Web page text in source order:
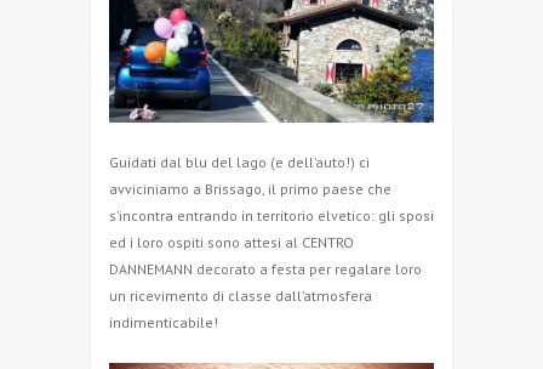
Guidati dal blu del lago (e dell’auto!) ci
avviciniamo a Brissago, il primo paese che
s’incontra entrando in territorio elvetico: gli sposi
ed i loro ospiti sono attesi al CENTRO
DANNEMANN decorato a festa per regalare loro
un ricevimento di classe dall’atmosfera
indimenticabile!